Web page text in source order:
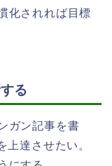
化されれば目標
る
ガン記事を書
達させたい。